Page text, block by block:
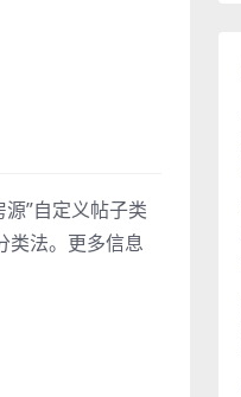
”自定义帖子类
类法。更多信息